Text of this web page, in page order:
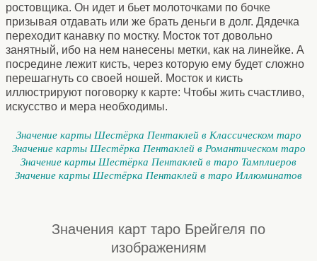
ростовщика. Он идет и бьет молоточками по бочке
призывая отдавать или же брать деньги в долг. Дядечка
переходит канавку по мостку. Мосток тот довольно
занятный, ибо на нем нанесены метки, как на линейке. А
посредине лежит кисть, через которую ему будет сложно
перешагнуть со своей ношей. Мосток и кисть
иллюстрируют поговорку к карте: Чтобы жить счастливо,
искусство и мера необходимы.
Значение карты Шестёрка Пентаклей в Классическом таро
Значение карты Шестёрка Пентаклей в Романтическом таро
Значение карты Шестёрка Пентаклей в таро Тамплиеров
Значение карты Шестёрка Пентаклей в таро Иллюминатов
Значения карт таро Брейгеля по
изображениям